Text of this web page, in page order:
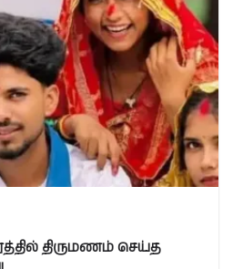
திருமணம் செய்த